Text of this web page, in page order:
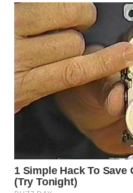
WN
CIREBON
WN
INDRAMAYU
MAJALENGKA